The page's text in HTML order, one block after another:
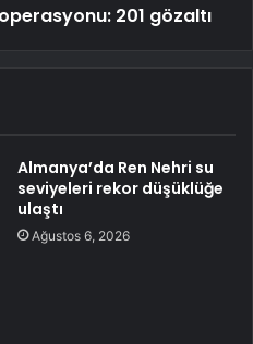
201 gözaltı
Almanya’da Ren Nehri su
seviyeleri rekor düşüklüğe
ulaştı
Ağustos 6, 2026